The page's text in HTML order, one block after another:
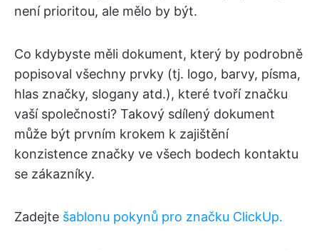
není prioritou, ale mělo by být.
Co kdybyste měli dokument, který by podrobně
popisoval všechny prvky (tj. logo, barvy, písma,
hlas značky, slogany atd.), které tvoří značku
vaší společnosti? Takový sdílený dokument
může být prvním krokem k zajištění
konzistence značky ve všech bodech kontaktu
se zákazníky.
Zadejte šablonu pokynů pro značku ClickUp.